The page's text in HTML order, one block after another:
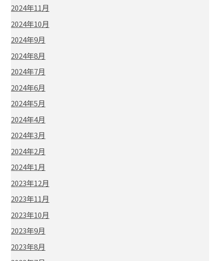
2024年11月
2024年10月
2024年9月
2024年8月
2024年7月
2024年6月
2024年5月
2024年4月
2024年3月
2024年2月
2024年1月
2023年12月
2023年11月
2023年10月
2023年9月
2023年8月